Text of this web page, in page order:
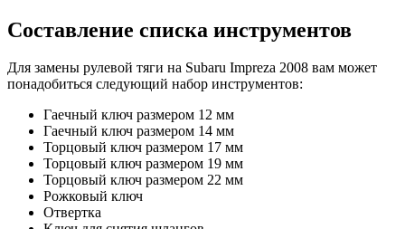
Составление списка инструментов
Для замены рулевой тяги на Subaru Impreza 2008 вам может
понадобиться следующий набор инструментов:
Гаечный ключ размером 12 мм
Гаечный ключ размером 14 мм
Торцовый ключ размером 17 мм
Торцовый ключ размером 19 мм
Торцовый ключ размером 22 мм
Рожковый ключ
Отвертка